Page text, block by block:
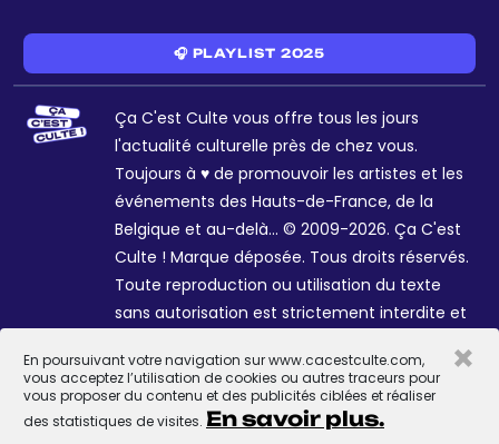
En poursuivant votre navigation sur www.cacestculte.com,
vous acceptez l’utilisation de cookies ou autres traceurs pour
vous proposer du contenu et des publicités ciblées et réaliser
des statistiques de visites. En savoir plus.
×
🎧 PLAYLIST 2025
Ça C'est Culte vous offre tous les jours
l'actualité culturelle près de chez vous.
Toujours à ♥ de promouvoir les artistes et les
événements des Hauts-de-France, de la
Belgique et au-delà... © 2009-2026. Ça C'est
Culte ! Marque déposée. Tous droits réservés.
Toute reproduction ou utilisation du texte
sans autorisation est strictement interdite et
Sophie R. et Céline Galant.